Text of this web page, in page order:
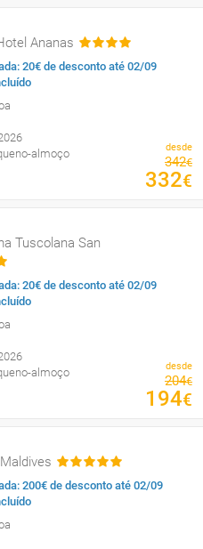
Ananas
20€ de desconto até 02/09
almoço
desde
342€
332€
Tuscolana San
20€ de desconto até 02/09
almoço
desde
204€
194€
200€ de desconto até 02/09